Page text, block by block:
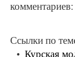
Ссылки по
Курская